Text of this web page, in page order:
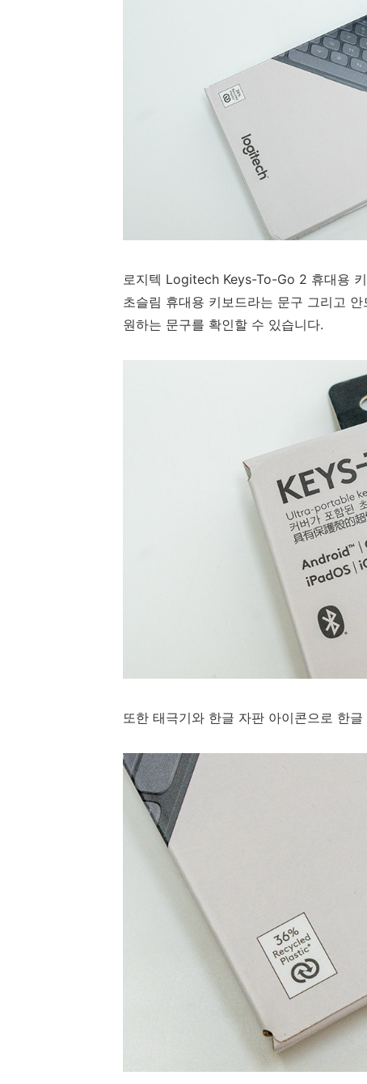
로지텍 Logitech Keys-To-Go 2 휴대용
초슬림 휴대용 키보드라는 문구 그리고
원하는 문구를 확인할 수 있습니다.
또한 태극기와 한글 자판 아이콘으로 한